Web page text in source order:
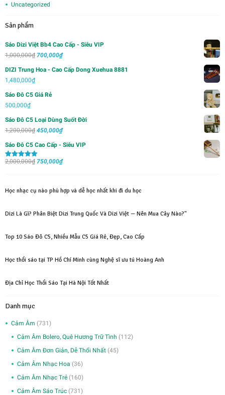
Uncategorized
Sản phẩm
Sáo Dizi Việt Bb4 Cao Cấp - Siêu VIP
1,000,000₫ Giá
700,000₫Giá
DIZI Trung Hoa - Cao Cấp Dong Xuehua 8881
1,480,000₫
Sáo Đô C5 Giá Rẻ
500,000₫
Sáo Đô C5 Loại Dùng Suốt Đời
1,200,000₫ Giá
1,200,000₫.
450,000₫Giá
là:
Sáo Đô C5 Cao Cấp - Siêu VIP
Được xếp
2,000,000₫ Giá
2,000,000₫.
750,000₫Giá
là:
Học nhạc cụ nào phù hợp và dễ học nhất khi đi du học
Dizi Là Gì? Phân Biệt Dizi Trung Quốc Và Dizi Việt — Nên Mua Cây Nào?"
Top 10 Sáo Đô C5, Nhiều Mẫu C5 Giá Rẻ, Đẹp, Cao Cấp
Học thổi sáo tại TP Hồ Chí Minh cùng Nghệ sĩ ưu tú Hoàng Anh
Địa Chỉ Học Thổi Sáo Tại Hà Nội Tốt Nhất
Danh mục
Cảm Âm (731)
Cảm Âm Bolero, Quê Hương Trữ Tình (112)
Cảm Âm Đơn Giản, Dễ Thổi Nhất (45)
Cảm Âm Nhạc Hoa (36)
Cảm Âm Nhạc Trẻ (160)
Cảm Âm Sáo Trúc (731)